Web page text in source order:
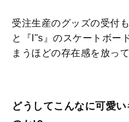
受注生産のグッズの受付
と『I"s』のスケートボー
まうほどの存在感を放っ
どうしてこんなに可愛